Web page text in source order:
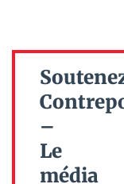
–
Le
média